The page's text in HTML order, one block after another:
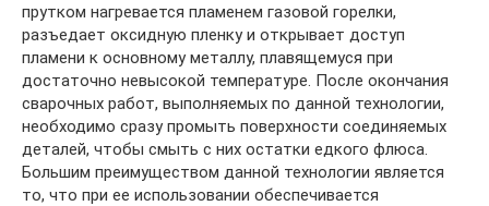
прутком нагревается пламенем газовой горелки,
разъедает оксидную пленку и открывает доступ
пламени к основному металлу, плавящемуся при
достаточно невысокой температуре. После окончания
сварочных работ, выполняемых по данной технологии,
необходимо сразу промыть поверхности соединяемых
деталей, чтобы смыть с них остатки едкого флюса.
Большим преимуществом данной технологии является
то, что при ее использовании обеспечивается